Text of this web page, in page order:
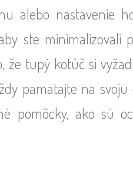
alebo nastavenie
ste minimalizovali
že tupý kotúč si
pamätajte na svoju
pomôcky, ako sú